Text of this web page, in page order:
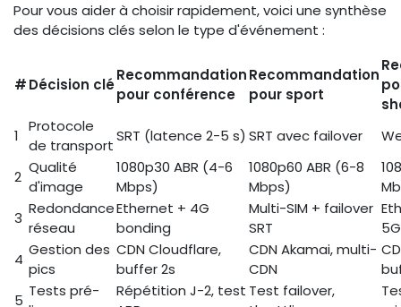
Pour vous aider à choisir rapidement, voici une synthèse
des décisions clés selon le type d'événement :
#Décision clé
Recommandation
pour conférence
Recommandation
pour sport
1
Protocole
de transport
SRT (latence 2-5 s) SRT avec failover
2
Qualité
d'image
1080p30 ABR (4-6
Mbps)
1080p60 ABR (6-8
Mbps)
3
Redondance
réseau
Ethernet + 4G
bonding
Multi-SIM + failover
SRT
5G
4
Gestion des
pics
CDN Cloudflare,
buffer 2s
CDN Akamai, multi-
CDN
5
Tests pré-
Répétition J-2, test Test failover,